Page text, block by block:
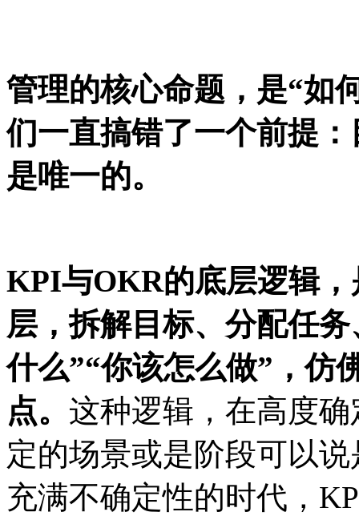
管理的核心命题，是“如
们一直搞错了一个前提
是唯一的。
KPI与OKR的底层逻辑
层，拆解目标、分配任
什么”“你该怎么做”，仿
点。 这种逻辑，在高度
定的场景或是阶段可以
充满不确定性的时代，